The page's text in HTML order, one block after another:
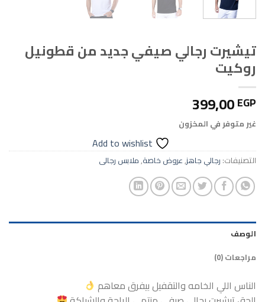
تيشيرت رجالي صيفي جديد من قطونيل
روكيت
399,00EGP
غير متوفر في المخزون
Add to wishlist
التصنيفات: رجالي جاهز,عروض خاصة,ملابس رجالى
الوصف
مراجعات (0)
الناس اللي الخامه والتقفيل بيفرق معاهم